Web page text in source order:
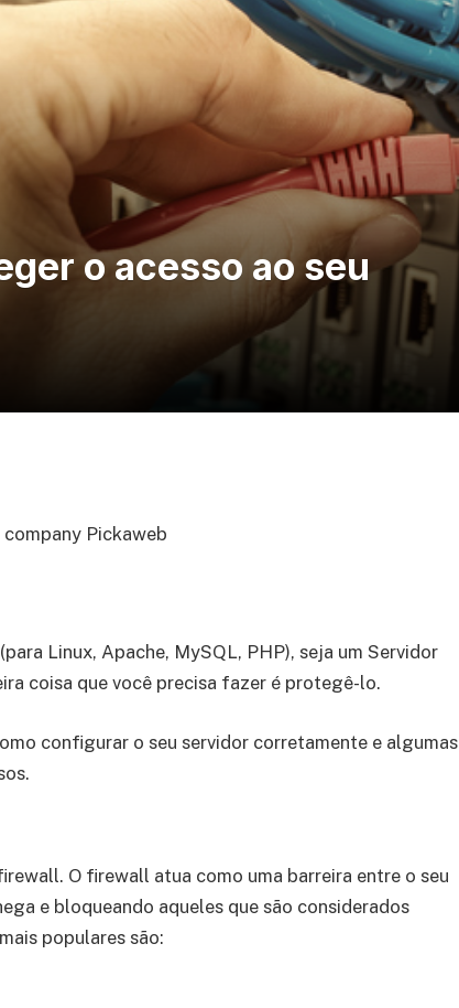
o acesso ao seu
Pickaweb
(para Linux, Apache, MySQL, PHP), seja um Servidor
coisa que você precisa fazer é protegê-lo.
configurar o seu servidor corretamente e algumas
O firewall atua como uma barreira entre o seu
e bloqueando aqueles que são considerados
populares são: